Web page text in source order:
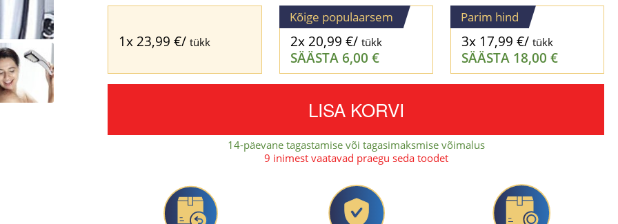
1x 23,99€/tükk
Kõige populaarsem
2x 20,99 €/ tükk
SÄÄSTA 6,00 €
Parim hind
3x 17,99 €/ tükk
SÄÄSTA 18,00 €
LISA KORVI
14-päevane tagastamise või tagasimaksmise võimalus
9 inimest vaatavad praegu seda toodet